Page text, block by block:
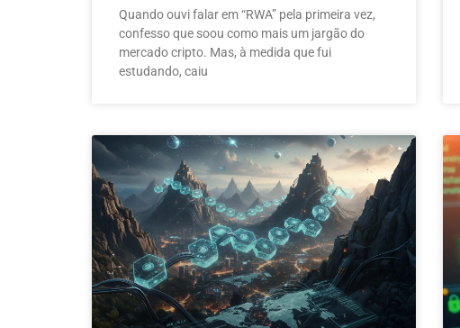
Quando ouvi falar em “RWA” pela primeira vez,
confesso que soou como mais um jargão do
mercado cripto. Mas, à medida que fui
estudando, caiu